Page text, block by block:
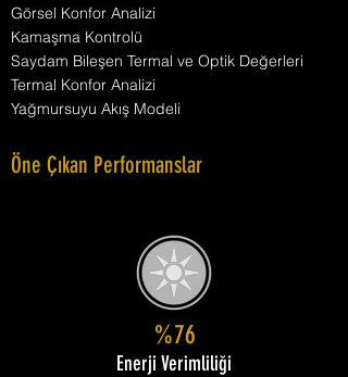
Görsel Konfor Analizi
Kamaşma Kontrolü
Saydam Bileşen Termal ve Optik Değerleri
Termal Konfor Analizi
Yağmursuyu Akış Modeli
Öne Çıkan Performanslar
%76
Enerji Verimliliği